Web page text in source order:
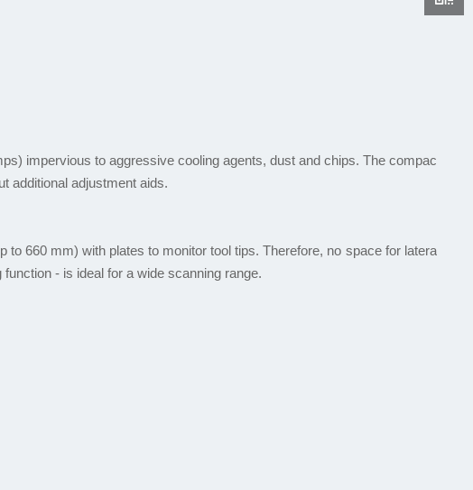
impervious to aggressive cooling agents, dust and chips. The compac
additional adjustment aids.
660 mm) with plates to monitor tool tips. Therefore, no space for latera
- is ideal for a wide scanning range.